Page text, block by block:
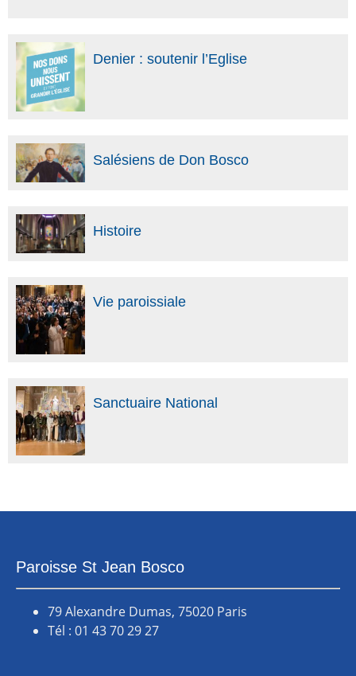
Denier : soutenir l’Eglise
Salésiens de Don Bosco
Histoire
Vie paroissiale
Sanctuaire National
Paroisse St Jean Bosco
79 Alexandre Dumas, 75020 Paris
Tél : 01 43 70 29 27